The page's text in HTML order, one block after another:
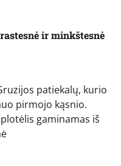
ir minkštesnė
patiekalų, kurio
pirmojo kąsnio.
gaminamas iš